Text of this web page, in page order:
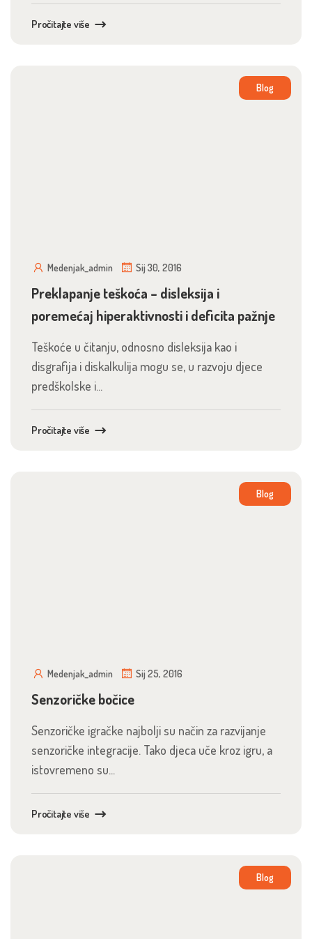
Pročitajte više
Blog
Medenjak_admin Sij 30, 2016
Preklapanje teškoća – disleksija i
poremećaj hiperaktivnosti i deficita pažnje
Teškoće u čitanju, odnosno disleksija kao i
disgrafija i diskalkulija mogu se, u razvoju djece
predškolske i...
Pročitajte više
Blog
Medenjak_admin Sij 25, 2016
Senzoričke bočice
Senzoričke igračke najbolji su način za razvijanje
senzoričke integracije. Tako djeca uče kroz igru, a
istovremeno su...
Pročitajte više
Blog